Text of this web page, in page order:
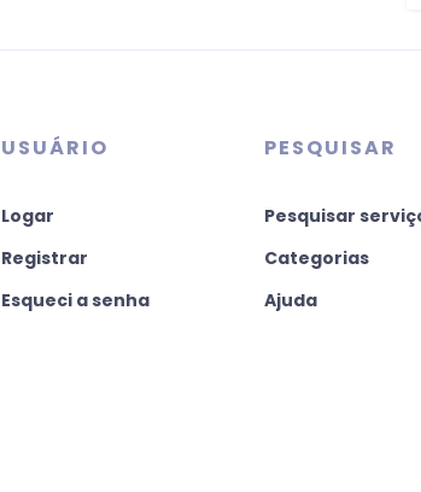
USUÁRIO
Logar
Registrar
Esqueci a senha
PESQUISAR
Pesquisar
Categorias
Ajuda